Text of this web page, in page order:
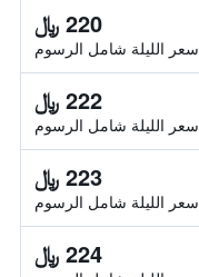
220 ﷼
سعر الليلة شامل الرسوم
222 ﷼
سعر الليلة شامل الرسوم
223 ﷼
سعر الليلة شامل الرسوم
224 ﷼